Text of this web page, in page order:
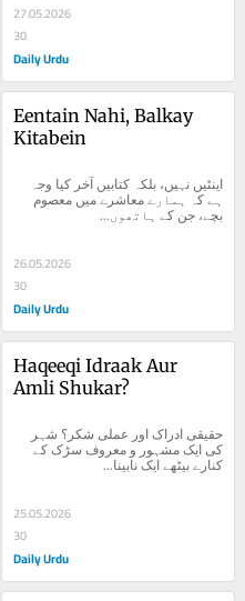
27.05.2026
30
Daily Urdu
Eentain Nahi, Balkay
Kitabein
بچے، جن کے ہاتھوں...
26.05.2026
30
Daily Urdu
Haqeeqi Idraak Aur
Amli Shukar?
کی ایک مشہور و معروف سڑک کے
کنارے بیٹھے ایک نابینا...
25.05.2026
30
Daily Urdu